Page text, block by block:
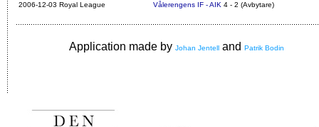
2006-12-03 Royal League Vålerengens IF - AIK 4 - 2 (Avbytare)
Application made by Johan Jentell and Patrik Bodin